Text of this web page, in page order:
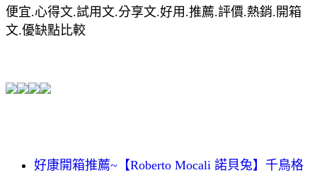
便宜.心得文.試用文.分享文.好用.推薦.評價.熱銷.開箱
文.優缺點比較
好康開箱推薦~【Roberto Mocali 諾貝兔】千鳥格